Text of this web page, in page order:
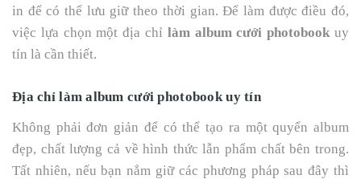
in để có thể lưu giữ theo thời gian. Để làm được điều đó,
việc lựa chọn một địa chỉ làm album cưới photobookuy
tín là cần thiết.
Địa chỉ làm album cưới photobook uy tín
Không phải đơn giản để có thể tạo ra một quyển album
đẹp, chất lượng cả về hình thức lẫn phẩm chất bên trong.
Tất nhiên, nếu bạn nắm giữ các phương pháp sau đây thì